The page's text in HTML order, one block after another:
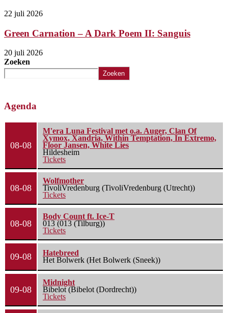
22 juli 2026
Green Carnation – A Dark Poem II: Sanguis
20 juli 2026
Zoeken
Zoeken
Agenda
08-08
M'era Luna Festival met o.a. Auger, Clan Of
Xymox, Xandria, Within Temptation, In Extremo,
Floor Jansen, White Lies
Hildesheim
Tickets
08-08
Wolfmother
TivoliVredenburg (TivoliVredenburg (Utrecht))
Tickets
08-08
Body Count ft. Ice-T
013 (013 (Tilburg))
Tickets
09-08
Hatebreed
Het Bolwerk (Het Bolwerk (Sneek))
09-08
Midnight
Bibelot (Bibelot (Dordrecht))
Tickets